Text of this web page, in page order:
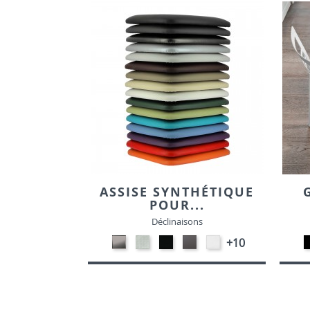
ASSISE SYNTHÉTIQUE
POUR...
Déclinaisons
CARBON
LOOK-
SIMILI
ALU-
SIMILI
NOIR-
SIMILI
GRIS-
SIMILI
EKOS
BLANC-
SIMILI
+10